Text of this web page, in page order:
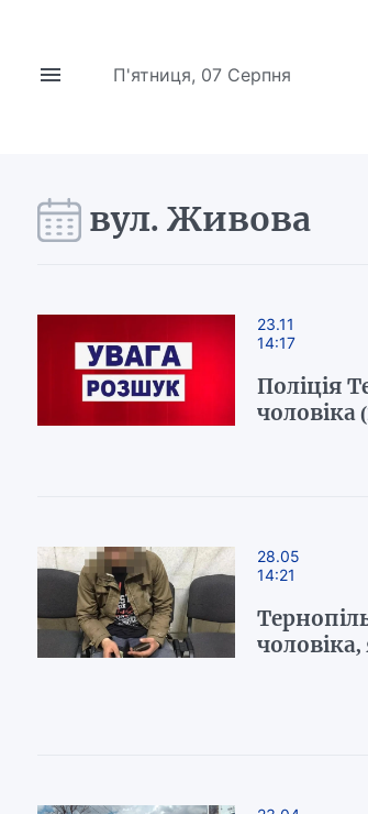
П'ятниця, 07 Серпня
вул. Живова
23.11
14:17
Поліція
чоловіка
28.05
14:21